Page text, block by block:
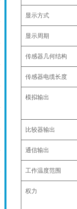
显示方式
显示周期
传感器几何结构
传感器电缆长度
模拟输出
比较器输出
通信输出
工作温度范围
权力